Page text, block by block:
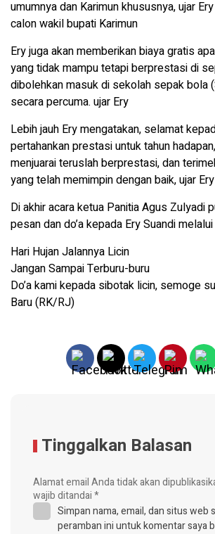
umumnya dan Karimun khususnya, ujar
calon wakil bupati Karimun
Ery juga akan memberikan biaya gratis
yang tidak mampu tetapi berprestasi di
dibolehkan masuk di sekolah sepak bola
secara percuma. ujar Ery
Lebih jauh Ery mengatakan, selamat
pertahankan prestasi untuk tahun
menjuarai teruslah berprestasi, dan
yang telah memimpin dengan baik, ujar Ery
Di akhir acara ketua Panitia Agus Zulyadi
pesan dan do’a kepada Ery Suandi
Hari Hujan Jalannya Licin
Jangan Sampai Terburu-buru
Do’a kami kepada sibotak licin, semoge
Baru (RK/RJ)
Tinggalkan Balasan
Alamat email Anda tidak akan
wajib ditandai*
Simpan nama, email, dan situs web
peramban ini untuk komentar saya